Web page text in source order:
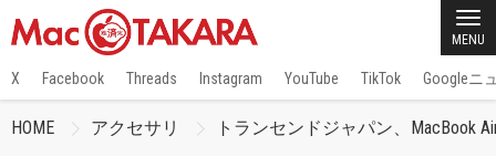
MENU
X Facebook Threads Instagram YouTube TikTok Googleニ
HOME アクセサリ トランセンドジャパン、MacBook